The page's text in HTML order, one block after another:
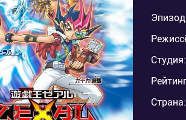
Студия:
Страна: